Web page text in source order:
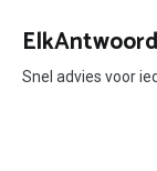
naar
inhoudSnel advies voor